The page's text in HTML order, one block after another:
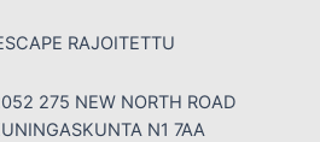
RAJOITETTU
275 NEW NORTH ROAD
N1 7AA